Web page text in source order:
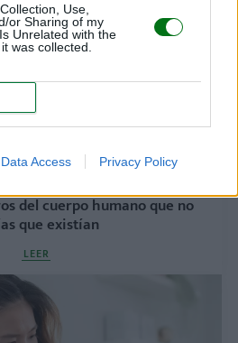
Use,
or Sharing of my
Unrelated with the
was collected.
Data Access Privacy Policy
del cuerpo humano que no
que existían
LEER